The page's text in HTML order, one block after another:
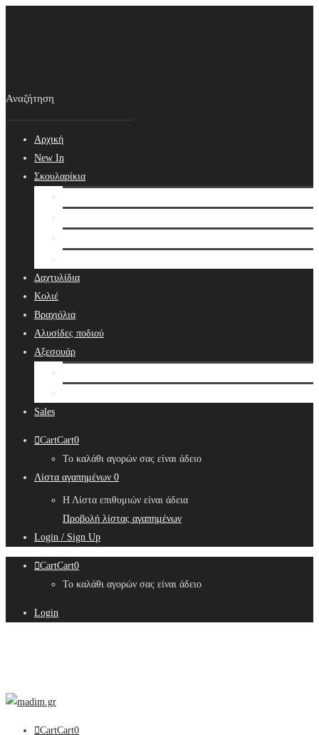
Αρχική
New In
Σκουλαρίκια
Δαχτυλίδια
Κολιέ
Βραχιόλια
Αλυσίδες ποδιού
Αξεσουάρ
Sales
CartCart0
Το καλάθι αγορών σας είναι άδειο
Λίστα αγαπημένων 0
Η Λίστα επιθυμιών είναι άδεια
Προβολή λίστας αγαπημένων
Login / Sign Up
CartCart0
Το καλάθι αγορών σας είναι άδειο
Login
CartCart0